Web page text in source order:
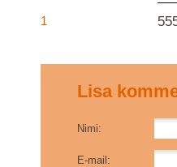
1
Lisa
Nimi:
E-mail: